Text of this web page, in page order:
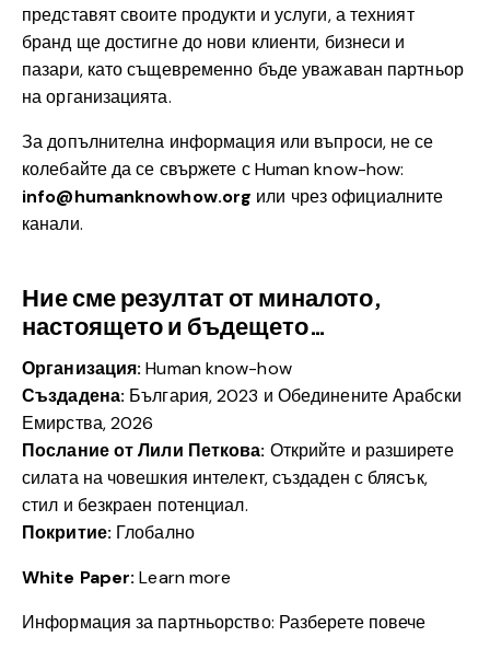
представят своите продукти и услуги, а техният
бранд ще достигне до нови клиенти, бизнеси и
пазари, като същевременно бъде уважаван партньор
на организацията.
За допълнителна информация или въпроси, не се
колебайте да се свържете с Human know-how:
info@humanknowhow.org или чрез официалните
канали.
Ние сме резултат от миналото,
настоящето и бъдещето…
Организация: Human know-how
Създадена: България, 2023 и Обединените Арабски
Емирства, 2026
Послание отЛили Петкова: Открийте и разширете
силата на човешкия интелект, създаден с блясък,
стил и безкраен потенциал.
Покритие: Глобално
White Paper: Learn more
Информация за партньорство: Разберете повече